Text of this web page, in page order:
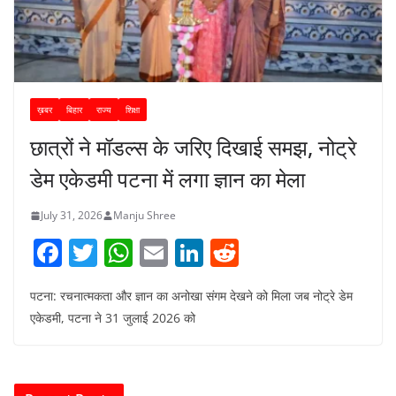
ख़बर बिहार राज्य शिक्षा
छात्रों ने मॉडल्स के जरिए दिखाई समझ, नोट्रे
डेम एकेडमी पटना में लगा ज्ञान का मेला
July 31, 2026 Manju Shree
F
c
T
itt
W
at
E
m
ai
Li
n
k
e
d
पटना: रचनात्मकता और ज्ञान का अनोखा संगम देखने को मिला जब नोट्रे डेम
एकेडमी, पटना ने 31 जुलाई 2026 को